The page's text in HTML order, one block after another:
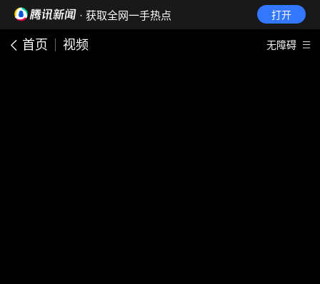
· 获取全网一手热点 打开
首页 视频 无障碍